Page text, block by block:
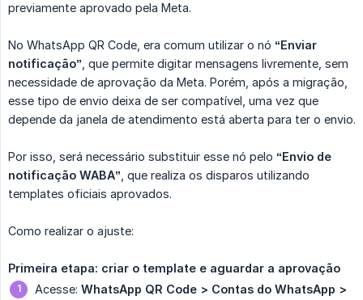
previamente aprovado pela Meta.
No WhatsApp QR Code, era comum utilizar o nó “Enviar
notificação” , que permite digitar mensagens livremente, sem
necessidade de aprovação da Meta. Porém, após a migração,
esse tipo de envio deixa de ser compatível, uma vez que
depende da janela de atendimento está aberta para ter o envio.
Por isso, será necessário substituir esse nó pelo “Envio de
notificação WABA” , que realiza os disparos utilizando
templates oficiais aprovados.
Como realizar o ajuste:
Primeira etapa: criar o template e aguardar a aprovação
Acesse: WhatsApp QR Code > Contas do WhatsApp >